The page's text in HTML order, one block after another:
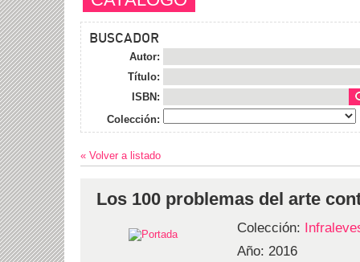
BUSCADOR
Autor:
Título:
ISBN:
Colección:
« Volver a listado
Los 100 problemas del arte
Colección:
Año: 2016